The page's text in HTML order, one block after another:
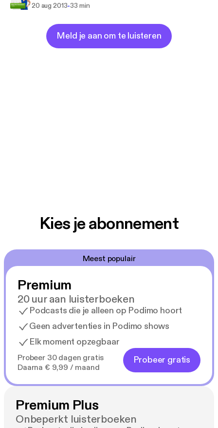
20 aug 2013-33 min
Meld je aan om te luisteren
Kies je abonnement
Meest populair
Premium
20 uur aan luisterboeken
Podcasts die je alleen op Podimo hoort
Geen advertenties in Podimo shows
Elk moment opzegbaar
Probeer 30 dagen gratis
Daarna € 9,99 / maand
Probeer gratis
Premium Plus
Onbeperkt luisterboeken